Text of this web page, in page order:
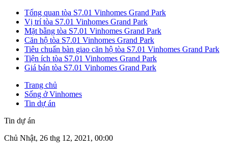
Tổng quan tòa S7.01 Vinhomes Grand Park
Vị trí tòa S7.01 Vinhomes Grand Park
Mặt bằng tòa S7.01 Vinhomes Grand Park
Căn hộ tòa S7.01 Vinhomes Grand Park
Tiêu chuẩn bàn giao căn hộ tòa S7.01 Vinhomes Grand Park
Tiện ích tòa S7.01 Vinhomes Grand Park
Giá bán tòa S7.01 Vinhomes Grand Park
Trang chủ
Sống ở Vinhomes
Tin dự án
Tin dự án
Chủ Nhật, 26 thg 12, 2021, 00:00